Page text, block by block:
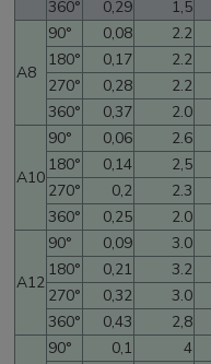
360°
0,29 1,5
A8
90° 0,08 2.2
180°
0,17 2.2
270°
0,28 2.2
360°
0,37 2.0
A10
90° 0,06 2.6
180°
0,14 2,5
270°
0,2 2.3
360°
0,25 2.0
A12
90° 0,09 3.0
180°
0,21 3.2
270°
0,32 3.0
360°
0,43 2,8
90° 0,1 4